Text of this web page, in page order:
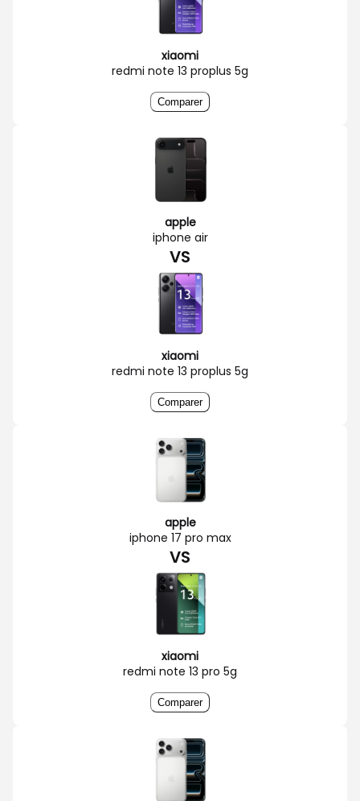
xiaomi
redmi note 13 proplus 5g
Comparer
apple
iphone air
VS
xiaomi
redmi note 13 proplus 5g
Comparer
apple
iphone 17 pro max
VS
xiaomi
redmi note 13 pro 5g
Comparer